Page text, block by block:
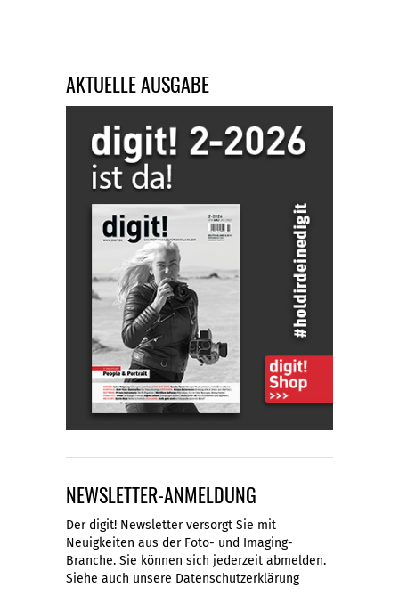
AKTUELLE AUSGABE
NEWSLETTER-ANMELDUNG
Der digit! Newsletter versorgt Sie mit
Neuigkeiten aus der Foto- und Imaging-
Branche. Sie können sich jederzeit abmelden.
Siehe auch unsere Datenschutzerklärung